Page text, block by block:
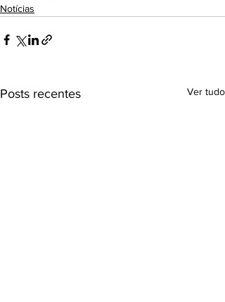
Notícias
Posts recentes Ver tudo